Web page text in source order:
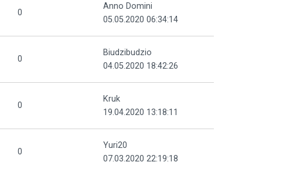
0
Anno Domini
05.05.2020 06:34:14
0
Biudzibudzio
04.05.2020 18:42:26
0
Kruk
19.04.2020 13:18:11
0
Yuri20
07.03.2020 22:19:18